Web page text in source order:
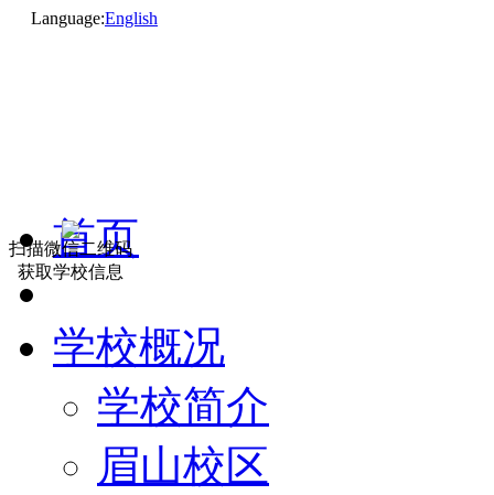
Language:English
首页
学校概况
学校简介
眉山校区
扫描微信二维码
获取学校信息